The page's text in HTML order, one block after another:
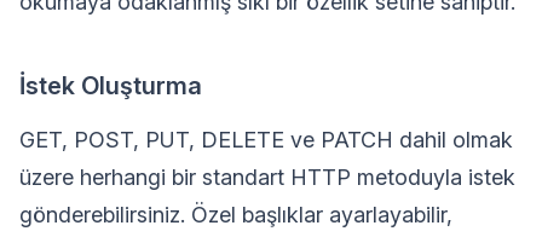
İstek Oluşturma
GET, POST, PUT, DELETE ve PATCH dahil olmak
üzere herhangi bir standart HTTP metoduyla istek
gönderebilirsiniz. Özel başlıklar ayarlayabilir,